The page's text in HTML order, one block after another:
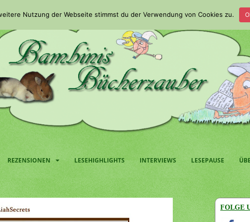
REZENSIONEN LESEHIGHLIGHTS INTERVIEWS LESEPAUSE
FOLGE
Nutzung der Webseite stimmst du der Verwendung von Cookies zu.